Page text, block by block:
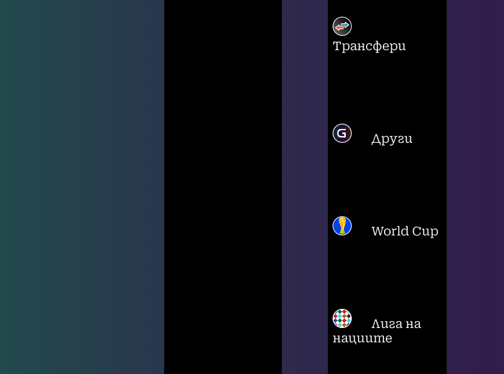
Трансфери
Други
World Cup
Лига на
нациите